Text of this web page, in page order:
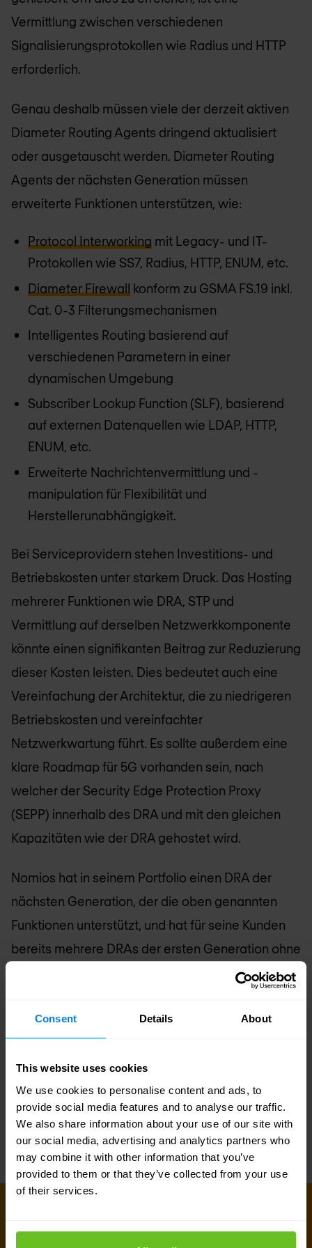
Consent Details About
This website uses cookies
We use cookies to personalise content and ads, to
provide social media features and to analyse our traffic.
We also share information about your use of our site with
our social media, advertising and analytics partners who
may combine it with other information that you’ve
provided to them or that they’ve collected from your use
of their services.
Vermittlung zwischen verschiedenen
Signalisierungsprotokollen wie Radius und HTTP
erforderlich.
Genau deshalb müssen viele der derzeit aktiven
Diameter Routing Agents dringend aktualisiert
oder ausgetauscht werden. Diameter Routing
Agents der nächsten Generation müssen
erweiterte Funktionen unterstützen, wie:
Protocol Interworking mit Legacy- und IT-
Protokollen wie SS7, Radius, HTTP, ENUM, etc.
Diameter Firewall konform zu GSMA FS.19 inkl.
Cat. 0-3 Filterungsmechanismen
Intelligentes Routing basierend auf
verschiedenen Parametern in einer
dynamischen Umgebung
Subscriber Lookup Function (SLF), basierend
auf externen Datenquellen wie LDAP, HTTP,
ENUM, etc.
Erweiterte Nachrichtenvermittlung und -
manipulation für Flexibilität und
Herstellerunabhängigkeit.
Bei Serviceprovidern stehen Investitions- und
Betriebskosten unter starkem Druck. Das Hosting
mehrerer Funktionen wie DRA, STP und
Vermittlung auf derselben Netzwerkkomponente
könnte einen signifikanten Beitrag zur Reduzierung
dieser Kosten leisten. Dies bedeutet auch eine
Vereinfachung der Architektur, die zu niedrigeren
Betriebskosten und vereinfachter
Netzwerkwartung führt. Es sollte außerdem eine
klare Roadmap für 5G vorhanden sein, nach
welcher der Security Edge Protection Proxy
(SEPP) innerhalb des DRA und mit den gleichen
Kapazitäten wie der DRA gehostet wird.
Nomios hat in seinem Portfolio einen DRA der
nächsten Generation, der die oben genannten
Funktionen unterstützt, und hat für seine Kunden
bereits mehrere DRAs der ersten Generation ohne
Traffic-Unterbrechung erfolgreich ausgetauscht.
auf Standard-Hardware oder auf jeder
verfügbaren Virtualisierungsplattform wie
VMware, KVM, Xen usw. lauffähig ist. Der DRA
arbeitet als kombinierter STP/DRA über eine
einzige Software-Engine und ist als SEPP 5G-
kompatibel dank HTTP/2-Support.
Registrieren Sie sich für